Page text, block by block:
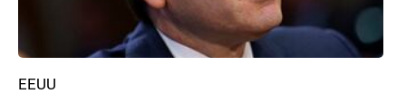
EEUU